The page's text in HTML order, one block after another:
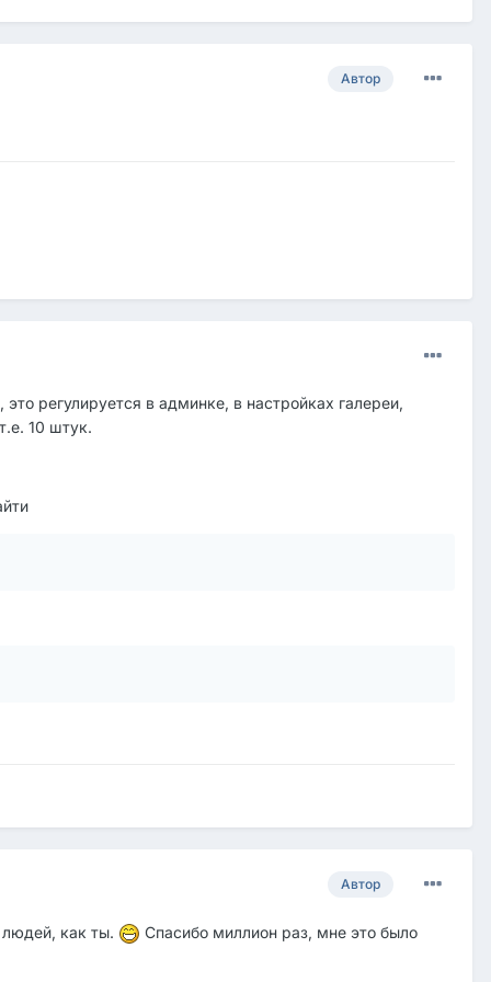
Автор
регулируется в админке, в настройках галереи,
10 штук.
Автор
людей, как ты.
Спасибо миллион раз, мне это было